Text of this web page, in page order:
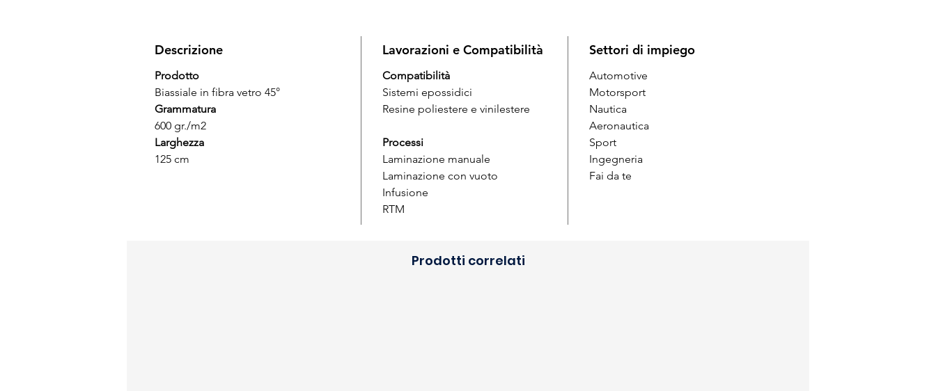
Descrizione
Prodotto
Biassiale in fibra vetro 45°
Grammatura
600 gr./m2
Larghezza
125 cm
Lavorazioni e Compatibilità
Compatibilità
Sistemi epossidici
Resine poliestere e vinilestere
Processi
Laminazione manuale
Laminazione con vuoto
Infusione
RTM
Settori di impiego
Automotive
Motorsport
Nautica
Aeronautica
Sport
Ingegneria
Fai da te
Prodotti correlati